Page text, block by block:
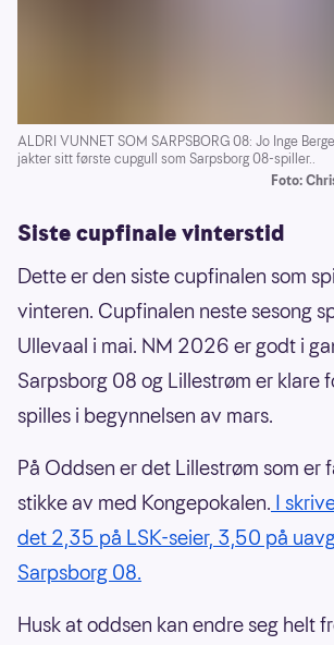
ALDRI VUNNET SOM SARPSBORG 08: Jo Inge
jakter sitt første cupgull som Sarpsborg 08-spiller..
Foto:
Siste cupfinale vinterstid
Dette er den siste cupfinalen som
vinteren. Cupfinalen neste sesong
Ullevaal i mai. NM 2026 er godt i
Sarpsborg 08 og Lillestrøm er klare
spilles i begynnelsen av mars.
På Oddsen er det Lillestrøm som er
stikke av med Kongepokalen. I
det 2,35 på LSK-seier, 3,50 på
Sarpsborg 08.
Husk at oddsen kan endre seg helt